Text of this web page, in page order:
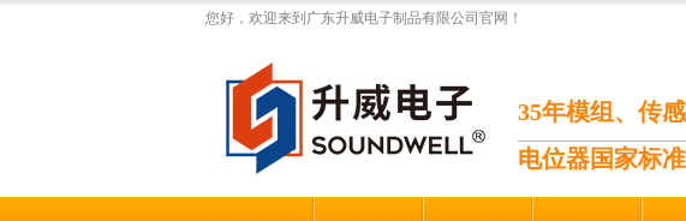
您好，欢迎来到广东升威电子制品有限公司官网！
35年模组、传
电位器国家标